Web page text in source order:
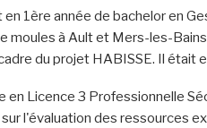
en 1ère année de bachelor en
moules à Ault et Mers-les-
du projet HABISSE. Il était
en Licence 3 Professionnelle
l'évaluation des ressources